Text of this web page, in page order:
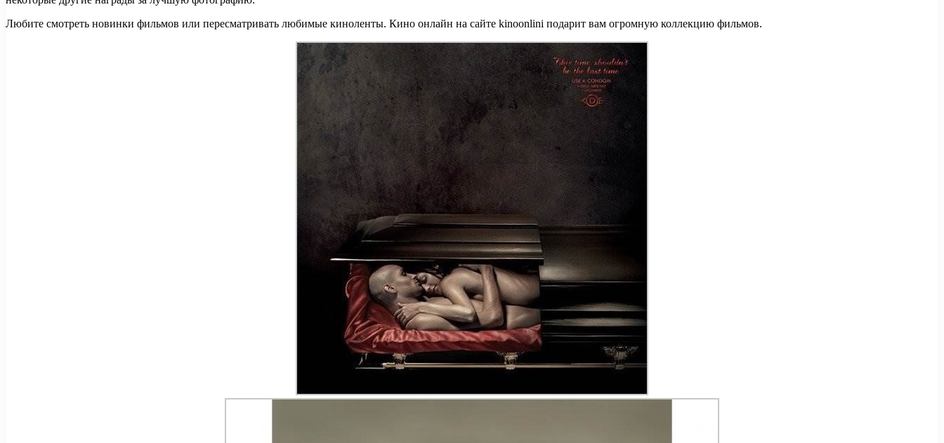
Любите смотреть новинки фильмов или пересматривать любимые киноленты. Кино онлайн на сайте kinoonlini подарит вам огромную коллекцию фильмов.